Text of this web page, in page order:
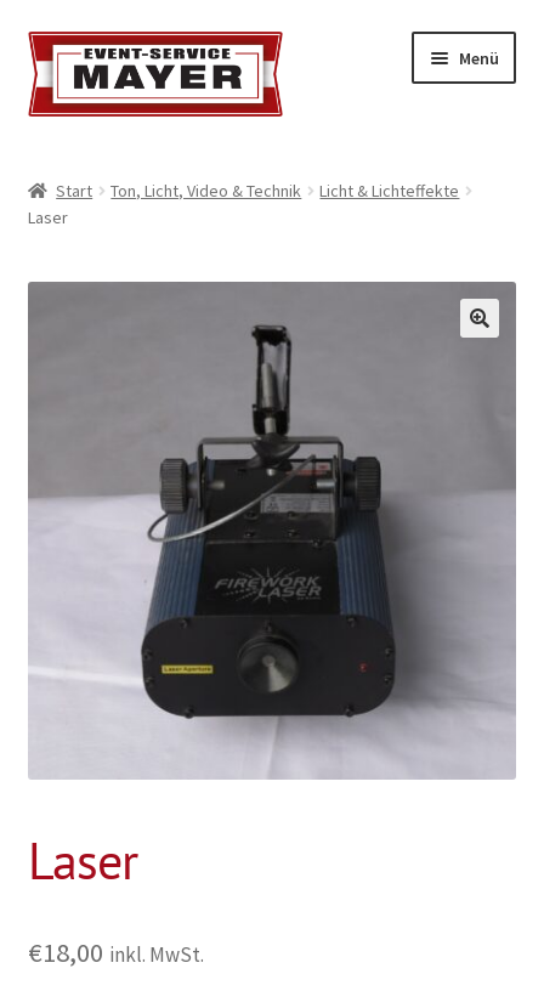
Menü
Event-Service
Standort & Öffnungszeiten
Geschäftsbedingungen
Start Ton, Licht, Video & Technik
Licht & Lichteffekte
Laser
Laser
€18,00 inkl. MwSt.